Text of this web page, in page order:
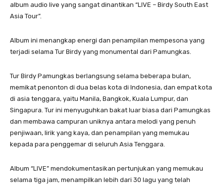
album audio live yang sangat dinantikan “LIVE – Birdy South East
Asia Tour”.
Album ini menangkap energi dan penampilan mempesona yang
terjadi selama Tur Birdy yang monumental dari Pamungkas.
Tur Birdy Pamungkas berlangsung selama beberapa bulan,
memikat penonton di dua belas kota di Indonesia, dan empat kota
di asia tenggara, yaitu Manila, Bangkok, Kuala Lumpur, dan
Singapura. Tur ini menyuguhkan bakat luar biasa dari Pamungkas
dan membawa campuran uniknya antara melodi yang penuh
penjiwaan, lirik yang kaya, dan penampilan yang memukau
kepada para penggemar di seluruh Asia Tenggara.
Album “LIVE” mendokumentasikan pertunjukan yang memukau
selama tiga jam, menampilkan lebih dari 30 lagu yang telah